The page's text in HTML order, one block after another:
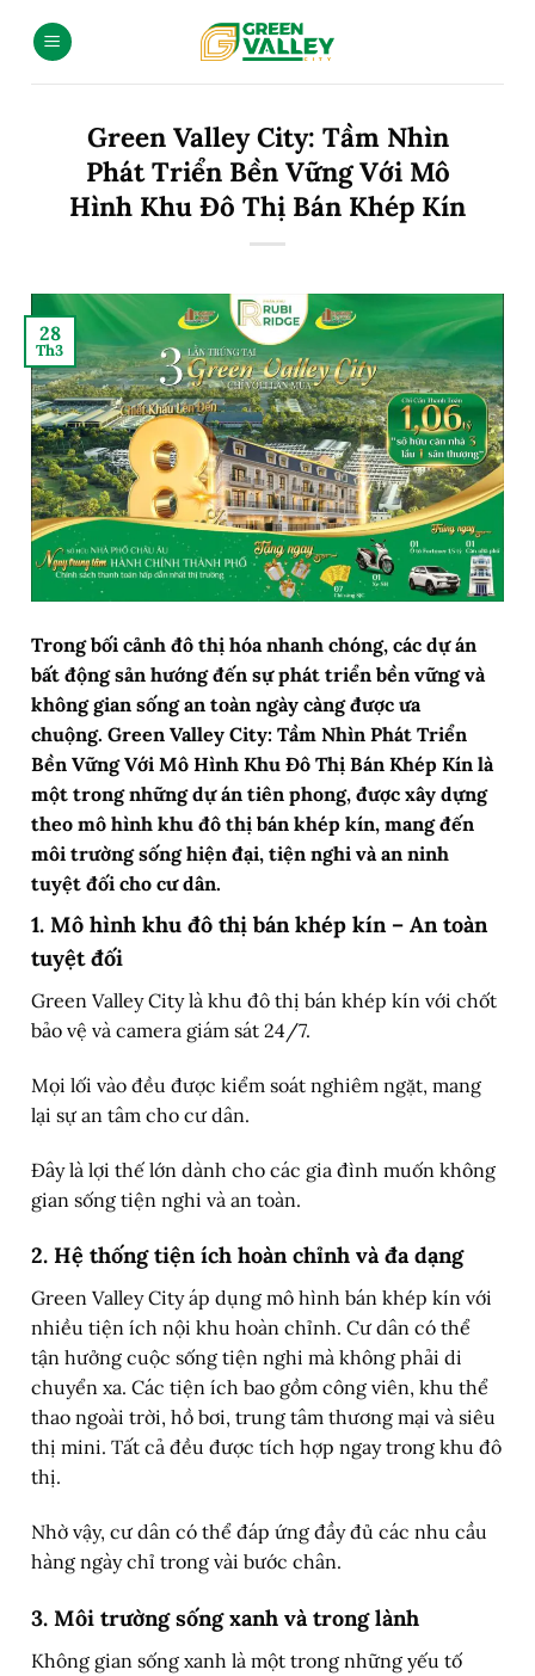
Green Valley City: Tầm Nhìn
Phát Triển Bền Vững Với Mô
Hình Khu Đô Thị Bán Khép Kín
28
Th3
Trong bối cảnh đô thị hóa nhanh chóng, các dự án
bất động sản hướng đến sự phát triển bền vững và
không gian sống an toàn ngày càng được ưa
chuộng. Green Valley City: Tầm Nhìn Phát Triển
Bền Vững Với Mô Hình Khu Đô Thị Bán Khép Kín là
một trong những dự án tiên phong, được xây dựng
theo mô hình khu đô thị bán khép kín, mang đến
môi trường sống hiện đại, tiện nghi và an ninh
tuyệt đối cho cư dân.
1. Mô hình khu đô thị bán khép kín – An toàn
tuyệt đối
Green Valley City là khu đô thị bán khép kín với chốt
bảo vệ và camera giám sát 24/7.
Mọi lối vào đều được kiểm soát nghiêm ngặt, mang
lại sự an tâm cho cư dân.
Đây là lợi thế lớn dành cho các gia đình muốn không
gian sống tiện nghi và an toàn.
2. Hệ thống tiện ích hoàn chỉnh và đa dạng
Green Valley City áp dụng mô hình bán khép kín với
nhiều tiện ích nội khu hoàn chỉnh. Cư dân có thể
tận hưởng cuộc sống tiện nghi mà không phải di
chuyển xa. Các tiện ích bao gồm công viên, khu thể
thao ngoài trời, hồ bơi, trung tâm thương mại và siêu
thị mini. Tất cả đều được tích hợp ngay trong khu đô
thị.
Nhờ vậy, cư dân có thể đáp ứng đầy đủ các nhu cầu
hàng ngày chỉ trong vài bước chân.
3. Môi trường sống xanh và trong lành
Không gian sống xanh là một trong những yếu tố